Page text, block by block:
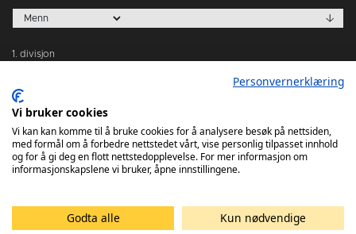
1. divisjon
Tabeller
Personvernerklæring
Vi bruker cookies
Vi kan kan komme til å bruke cookies for å analysere besøk på nettsiden,
med formål om å forbedre nettstedet vårt, vise personlig tilpasset innhold
og for å gi deg en flott nettstedopplevelse. For mer informasjon om
informasjonskapslene vi bruker, åpne innstillingene.
Godta alle Kun nødvendige